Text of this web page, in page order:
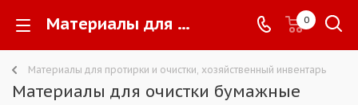
Материалы для очистки бумажные - 0
Материалы для протирки и очистки, хозяйственный инвентарь
Материалы для очистки бумажные